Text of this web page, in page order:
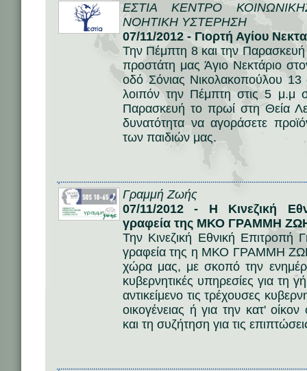
ΕΣΤΙΑ ΚΕΝΤΡΟ
ΝΟΗΤΙΚΗ ΥΣΤΕΡΗΣΗ
07/11/2012 - Γιορτή Αγίου
Την Πέμπτη 8 και την
προστάτη μας Άγιο Νεκτάριο
οδό Σόνιας Νικολακοπούλου
λοιπόν την Πέμπτη στις 5 μ.μ
Παρασκευή το πρωί στη Θεία
δυνατότητα να αγοράσετε
των παιδιών μας.
Γραμμή Ζωής
07/11/2012 - Η Κινεζική
γραφεία της ΜΚΟ ΓΡΑΜΜΗ
Την Κινεζική Εθνική
γραφεία της η ΜΚΟ ΓΡΑΜΜΗ
χώρα μας, με σκοπό την
κυβερνητικές υπηρεσίες για τη
αντικείμενο τις τρέχουσες
οικογένειας ή για την κατ'
και τη συζήτηση για τις